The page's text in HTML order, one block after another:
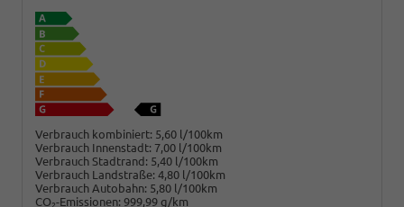
Verbrauch kombiniert: 5,60 l/100km
Verbrauch Innenstadt: 7,00 l/100km
Verbrauch Stadtrand: 5,40 l/100km
Verbrauch Landstraße: 4,80 l/100km
Verbrauch Autobahn: 5,80 l/100km
CO2-Emissionen: 999,99 g/km